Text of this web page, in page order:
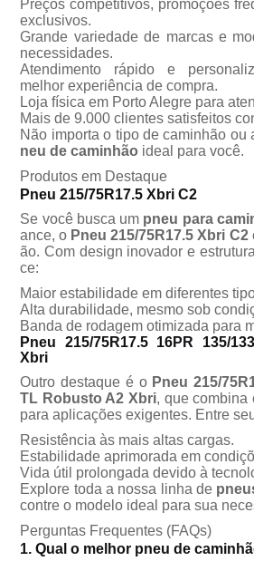
Preços competitivos, promoções
exclusivos.
Grande variedade de marcas e
necessidades.
Atendimento rápido e
melhor experiência de compra.
Loja física em Porto Alegre para
Mais de 9.000 clientes satisfeitos
Não importa o tipo de caminhão ou
neu de caminhão ideal para você.
Produtos em Destaque
Pneu 215/75R17.5 Xbri C2
Se você busca um pneu para
ance, o Pneu 215/75R17.5 Xbri C2
o. Com design inovador e
ce:
Maior estabilidade em diferentes
Alta durabilidade, mesmo sob
Banda de rodagem otimizada para
Pneu 215/75R17.5 16PR 135/
Xbri
Outro destaque é o Pneu 215/
TL Robusto A2 Xbri, que combina
para aplicações exigentes. Entre
Resistência às mais altas cargas.
Estabilidade aprimorada em
Vida útil prolongada devido à
Explore toda a nossa linha de
contre o modelo ideal para sua
Perguntas Frequentes (FAQs)
1. Qual o melhor pneu de